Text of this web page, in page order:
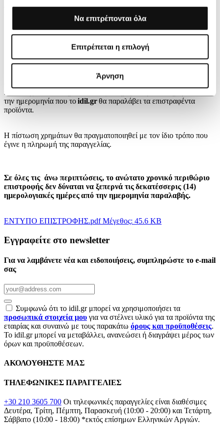
Να επιτρέπονται όλα
Επιτρέπεται η επιλογή
Άρνηση
αρχική που συνοδεύει κανονικά το προϊόν και να είναι σε άριστη
ΕΠΙΣΤΡΟΦΗ ΧΡΗΜΑΤΩΝ
Σε περίπτωση επιλογής επιστροφής χρημάτων που αντιστοιχεί στην
πίστωσης θα ολοκληρωθεί εντός 30 ημερολογιακών ημερών από
την ημερομηνία που τοidil.grθα παραλάβει τα επιστραφέντα
προϊόντα.
Η πίστωση χρημάτων θα πραγματοποιηθεί με τον ίδιο τρόπο που
έγινε η πληρωμή της παραγγελίας.
Σε όλες τις άνω περιπτώσεις, το ανώτατο χρονικό περιθώριο
επιστροφής δεν δύναται να ξεπερνά τις δεκατέσσερις (14)
ημερολογιακές ημέρες από την ημερομηνία παραλαβής.
ΕΝΤΥΠΟ ΕΠΙΣΤΡΟΦΗΣ.pdfΜέγεθος: 45.6 KB
Εγγραφείτε στο newsletter
Για να λαμβάνετε νέα και ειδοποιήσεις, συμπληρώστε το e-mail
σας
Συμφωνώ ότι το idil.gr μπορεί να χρησιμοποιήσει τα
προσωπικά στοιχεία μου για να στέλνει υλικό για τα προϊόντα της
εταιρίας και συναινώ με τους παρακάτω όρους και προϋποθέσεις.
Το idil.gr μπορεί να μεταβάλλει, ανανεώσει ή διαγράψει μέρος των
όρων και προϋποθέσεων.
ΑΚΟΛΟΥΘΗΣΤΕ ΜΑΣ
ΤΗΛΕΦΩΝΙΚΕΣ ΠΑΡΑΓΓΕΛΙΕΣ
+30 210 3605 700 Οι τηλεφωνικές παραγγελίες είναι διαθέσιμες
Δευτέρα, Τρίτη, Πέμπτη, Παρασκευή (10:00 - 20:00) και Τετάρτη,
Σάββατο (10:00 - 18:00) *εκτός επίσημων Ελληνικών Αργιών.